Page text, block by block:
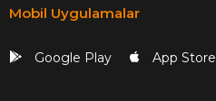
Mobil Uygulamalar
Google Play App Store